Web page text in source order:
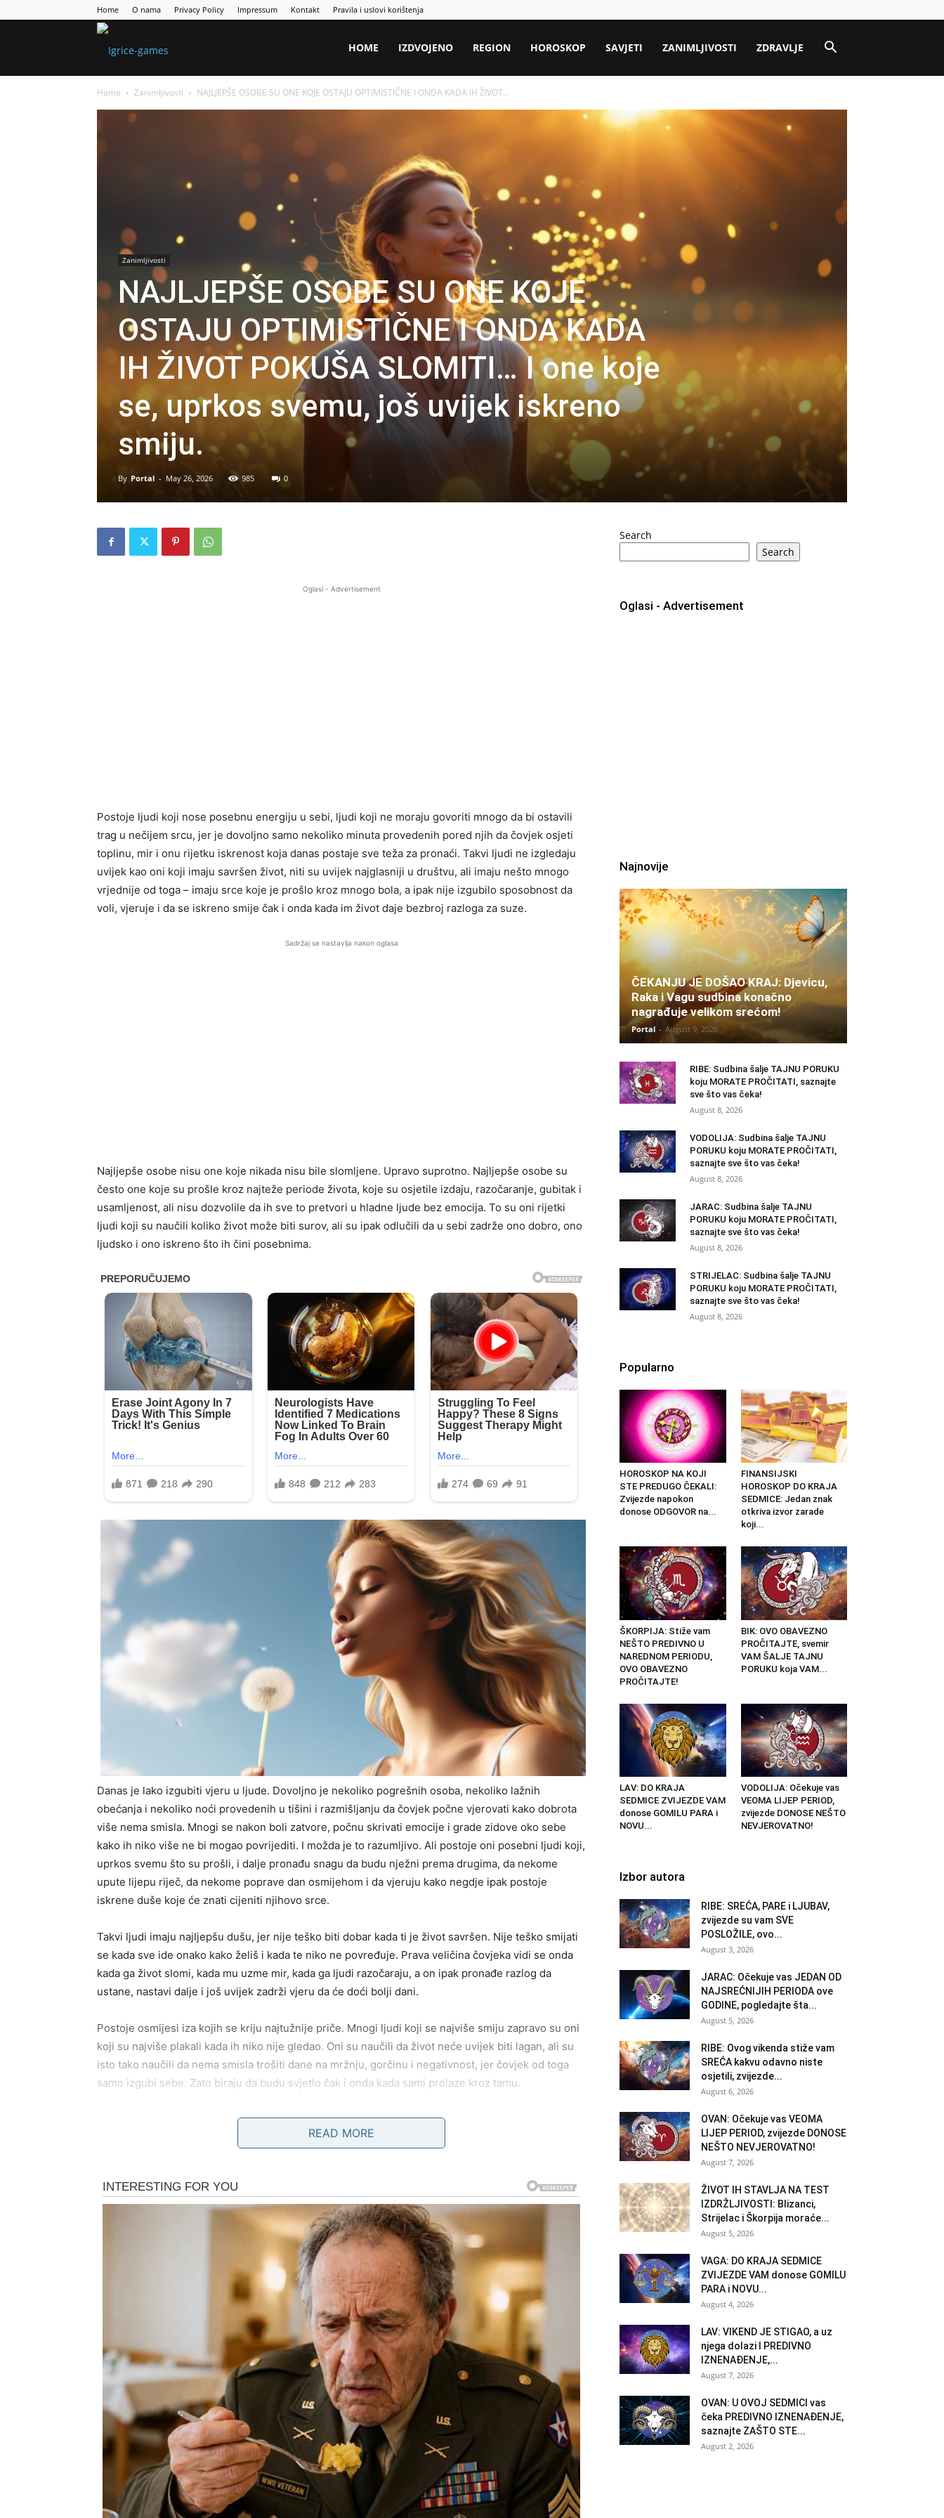
Home O nama Privacy Policy Impressum Kontakt Pravila i uslovi korištenja
HOME IZDVOJENO REGION HOROSKOP SAVJETI ZANIMLJIVOSTI ZDRAVLJE
Home Zanimljivosti NAJLJEPŠE OSOBE SU ONE KOJE OSTAJU OPTIMISTIČNE I ONDA KADA IH ŽIVOT...
Zanimljivosti
NAJLJEPŠE OSOBE SU ONE KOJE
OSTAJU OPTIMISTIČNE I ONDA KADA
IH ŽIVOT POKUŠA SLOMITI… I one koje
se, uprkos svemu, još uvijek iskreno
smiju.
By Portal - May 26, 2026 985 0
Oglasi - Advertisement
Postoje ljudi koji nose posebnu energiju u sebi, ljudi koji ne moraju govoriti mnogo da bi ostavili
trag u nečijem srcu, jer je dovoljno samo nekoliko minuta provedenih pored njih da čovjek osjeti
toplinu, mir i onu rijetku iskrenost koja danas postaje sve teža za pronaći. Takvi ljudi ne izgledaju
uvijek kao oni koji imaju savršen život, niti su uvijek najglasniji u društvu, ali imaju nešto mnogo
vrjednije od toga – imaju srce koje je prošlo kroz mnogo bola, a ipak nije izgubilo sposobnost da
voli, vjeruje i da se iskreno smije čak i onda kada im život daje bezbroj razloga za suze.
Sadržaj se nastavlja nakon oglasa
Najljepše osobe nisu one koje nikada nisu bile slomljene. Upravo suprotno. Najljepše osobe su
često one koje su prošle kroz najteže periode života, koje su osjetile izdaju, razočaranje, gubitak i
usamljenost, ali nisu dozvolile da ih sve to pretvori u hladne ljude bez emocija. To su oni rijetki
ljudi koji su naučili koliko život može biti surov, ali su ipak odlučili da u sebi zadrže ono dobro, ono
ljudsko i ono iskreno što ih čini posebnima.
Danas je lako izgubiti vjeru u ljude. Dovoljno je nekoliko pogrešnih osoba, nekoliko lažnih
obećanja i nekoliko noći provedenih u tišini i razmišljanju da čovjek počne vjerovati kako dobrota
više nema smisla. Mnogi se nakon boli zatvore, počnu skrivati emocije i grade zidove oko sebe
kako ih niko više ne bi mogao povrijediti. I možda je to razumljivo. Ali postoje oni posebni ljudi koji,
uprkos svemu što su prošli, i dalje pronađu snagu da budu nježni prema drugima, da nekome
upute lijepu riječ, da nekome poprave dan osmijehom i da vjeruju kako negdje ipak postoje
iskrene duše koje će znati cijeniti njihovo srce.
Takvi ljudi imaju najljepšu dušu, jer nije teško biti dobar kada ti je život savršen. Nije teško smijati
se kada sve ide onako kako želiš i kada te niko ne povređuje. Prava veličina čovjeka vidi se onda
kada ga život slomi, kada mu uzme mir, kada ga ljudi razočaraju, a on ipak pronađe razlog da
ustane, nastavi dalje i još uvijek zadrži vjeru da će doći bolji dani.
Postoje osmijesi iza kojih se kriju najtužnije priče. Mnogi ljudi koji se najviše smiju zapravo su oni
koji su najviše plakali kada ih niko nije gledao. Oni su naučili da život neće uvijek biti lagan, ali su
isto tako naučili da nema smisla trošiti dane na mržnju, gorčinu i negativnost, jer čovjek od toga
samo izgubi sebe. Zato biraju da budu svjetlo čak i onda kada sami prolaze kroz tamu.
Takve osobe nikada neće potpuno razumjeti oni koji nikada nisu prošli kroz pravu bol. Jer samo
čovjek koji je bio slomljen zna koliko vrijedi jedna iskrena riječ, jedan zagrljaj i jedna osoba koja
ismijavaju tuđe slabosti i ne raduju se tuđim padovima, jer su i sami osjetili kako izgleda kada ti je
teško, a niko te ne razumije.
Najljepše osobe su one koje, uprkos svemu, nisu izgubile sposobnost da vide dobro u svijetu. One
i dalje vjeruju u ljubav i onda kada su bile izdane. I dalje vjeruju u prijateljstvo i onda kada su ih
ljudi razočarali. I dalje vjeruju da će jednog dana doći mir koji zaslužuju, iako su mnogo puta
pomislile da ga nikada neće pronaći.
Takvi ljudi često nose nevjerovatnu snagu u sebi, ali tu snagu ne pokazuju kroz hladnoću, ego ili
potrebu da budu iznad drugih. Njihova snaga se vidi u tome što su ostali ljudi. U tome što nisu
dozvolili da ih bol pretvori u osobe koje povređuju druge samo zato što su i same bile povrijeđene.
Oni su naučili da čovjek ne postaje velik po tome koliko je drugih slomio, nego po tome koliko je
dobra sačuvao u sebi nakon svega što je prošao.
Ponekad baš oni ljudi koji djeluju najsmirenije vode najveće unutrašnje bitke. Oni se nasmiju
drugima dok se sami raspadaju iznutra. Ohrabruju druge dok njima samima treba podrška. Daju
ljubav ljudima čak i onda kada je njima nedostaje. I upravo zato su posebni, jer njihova dobrota nije
nastala iz savršenog života nego iz borbe koju su vodili sami sa sobom.
READ MORE
Search
Search
Oglasi - Advertisement
Najnovije
ČEKANJU JE DOŠAO KRAJ: Djevicu,
Raka i Vagu sudbina konačno
nagrađuje velikom srećom!
Portal - August 9, 2026
RIBE: Sudbina šalje TAJNU PORUKU
koju MORATE PROČITATI, saznajte
sve što vas čeka!
August 8, 2026
VODOLIJA: Sudbina šalje TAJNU
PORUKU koju MORATE PROČITATI,
saznajte sve što vas čeka!
August 8, 2026
JARAC: Sudbina šalje TAJNU
PORUKU koju MORATE PROČITATI,
saznajte sve što vas čeka!
August 8, 2026
STRIJELAC: Sudbina šalje TAJNU
PORUKU koju MORATE PROČITATI,
saznajte sve što vas čeka!
August 8, 2026
Popularno
HOROSKOP NA KOJI
STE PREDUGO ČEKALI:
Zvijezde napokon
donose ODGOVOR na...
FINANSIJSKI
HOROSKOP DO KRAJA
SEDMICE: Jedan znak
otkriva izvor zarade
koji...
ŠKORPIJA: Stiže vam
NEŠTO PREDIVNO U
NAREDNOM PERIODU,
OVO OBAVEZNO
PROČITAJTE!
BIK: OVO OBAVEZNO
PROČITAJTE, svemir
VAM ŠALJE TAJNU
PORUKU koja VAM...
LAV: DO KRAJA
SEDMICE ZVIJEZDE VAM
donose GOMILU PARA i
NOVU...
VODOLIJA: Očekuje vas
VEOMA LIJEP PERIOD,
zvijezde DONOSE NEŠTO
NEVJEROVATNO!
Izbor autora
RIBE: SREĆA, PARE i LJUBAV,
zvijezde su vam SVE
POSLOŽILE, ovo...
August 3, 2026
JARAC: Očekuje vas JEDAN OD
NAJSREĆNIJIH PERIODA ove
GODINE, pogledajte šta...
August 5, 2026
RIBE: Ovog vikenda stiže vam
SREĆA kakvu odavno niste
osjetili, zvijezde...
August 6, 2026
OVAN: Očekuje vas VEOMA
LIJEP PERIOD, zvijezde DONOSE
NEŠTO NEVJEROVATNO!
August 7, 2026
ŽIVOT IH STAVLJA NA TEST
IZDRŽLJIVOSTI: Blizanci,
Strijelac i Škorpija moraće...
August 5, 2026
VAGA: DO KRAJA SEDMICE
ZVIJEZDE VAM donose GOMILU
PARA i NOVU...
August 4, 2026
LAV: VIKEND JE STIGAO, a uz
njega dolazi I PREDIVNO
IZNENAĐENJE,...
August 7, 2026
OVAN: U OVOJ SEDMICI vas
čeka PREDIVNO IZNENAĐENJE,
saznajte ZAŠTO STE...
August 2, 2026